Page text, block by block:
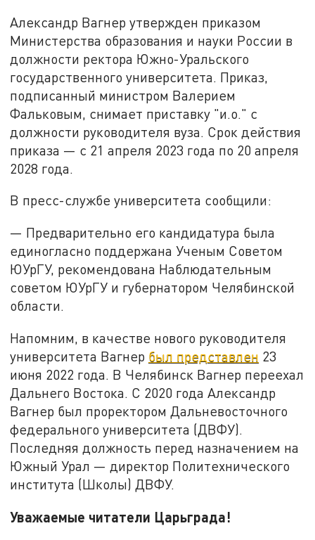
Александр Вагнер утвержден приказом
Министерства образования и науки России в
должности ректора Южно-Уральского
государственного университета. Приказ,
подписанный министром Валерием
Фальковым, снимает приставку "и.о." с
должности руководителя вуза. Срок действия
приказа — с 21 апреля 2023 года по 20 апреля
2028 года.
В пресс-службе университета сообщили:
— Предварительно его кандидатура была
единогласно поддержана Ученым Советом
ЮУрГУ, рекомендована Наблюдательным
советом ЮУрГУ и губернатором Челябинской
области.
Напомним, в качестве нового руководителя
университета Вагнер был представлен 23
июня 2022 года. В Челябинск Вагнер переехал
Дальнего Востока. С 2020 года Александр
Вагнер был проректором Дальневосточного
федерального университета (ДВФУ).
Последняя должность перед назначением на
Южный Урал — директор Политехнического
института (Школы) ДВФУ.
Уважаемые читатели Царьграда!